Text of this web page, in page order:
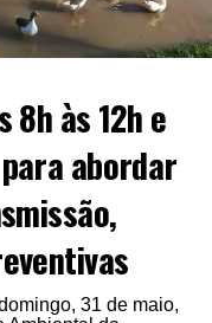
8h às 12h e
abordar
31 de maio,